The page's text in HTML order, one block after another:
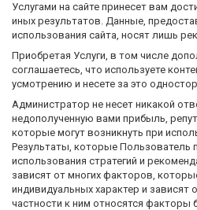
Услугами на сайте принесет вам
иных результатов. Данные,
использования сайта, носят лишь
Приобретая Услуги, в том числе
соглашаетесь, что используете
усмотрению и несете за это
Администратор не несет никакой
недополученную вами прибыль,
которые могут возникнуть при
Результаты, которые Пользователь
использования стратегий и
зависят от многих факторов,
индивидуальных характер и зависят
частности к ним относятся факторы